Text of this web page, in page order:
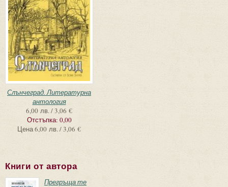
Слънчеград. Литературна
антология
6,00 лв. / 3,06 €
Отстъпка: 0,00
Цена6,00 лв. / 3,06 €
Книги от автора
Прегръща те